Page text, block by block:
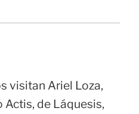
visitan Ariel Loza,
Actis, de Láquesis,